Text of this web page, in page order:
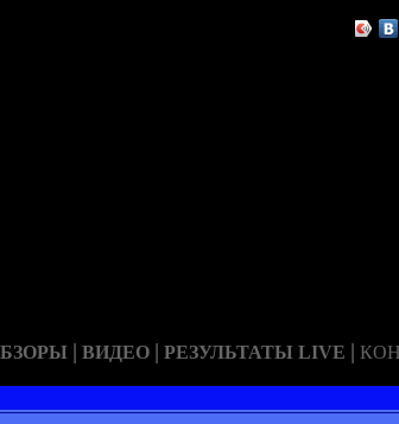
| ВИДЕО | РЕЗУЛЬТАТЫ LIVE |